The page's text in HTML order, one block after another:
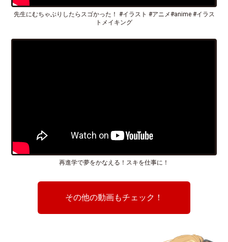
先生にむちゃぶりしたらスゴかった！ #イラスト #アニメ#anime #イラス
トメイキング
再進学で夢をかなえる！スキを仕事に！
その他の動画もチェック！